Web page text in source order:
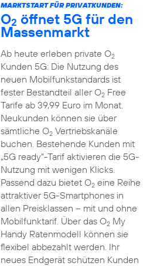
MARKTSTART FÜR PRIVATKUNDEN:
O2 öffnet 5G für den
Massenmarkt
Ab heute erleben private O2
Kunden 5G: Die Nutzung des
neuen Mobilfunkstandards ist
fester Bestandteil aller O2Free
Tarife ab 39,99 Euro im Monat.
Neukunden können sie über
sämtliche O2Vertriebskanäle
buchen. Bestehende Kunden mit
„5G ready“-Tarif aktivieren die 5G-
Nutzung mit wenigen Klicks.
Passend dazu bietet O2eine Reihe
attraktiver 5G-Smartphones in
allen Preisklassen – mit und ohne
Mobilfunktarif. Über das O2My
Handy Ratenmodell können sie
flexibel abbezahlt werden. Ihr
neues Endgerät schützen Kunden